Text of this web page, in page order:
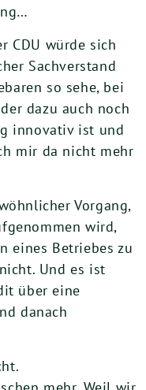
CDU würde sich
Sachverstand
so sehe, bei
dazu auch noch
innovativ ist und
mir da nicht mehr
Vorgang,
wird,
eines Betriebes zu
Und es ist
über eine
danach